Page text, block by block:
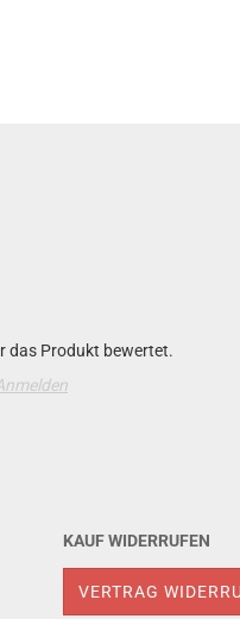
das Produkt bewertet.
KAUF WIDERRUFEN
VERTRAG